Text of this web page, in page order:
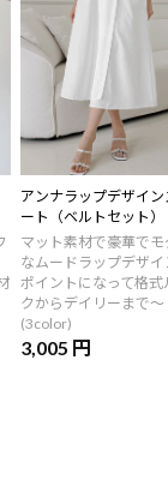
アンナラップデザイン
ート（ベルトセット）
マット素材で豪華でモ
なムードラップデザイ
ポイントになって格式
クからデイリーまで～
(3color)
3,005 円